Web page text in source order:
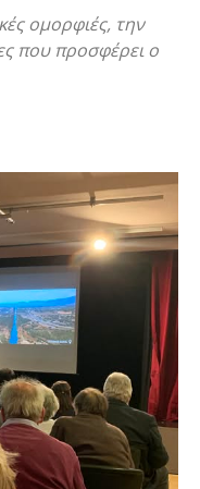
ομορφιές, την
που προσφέρει ο